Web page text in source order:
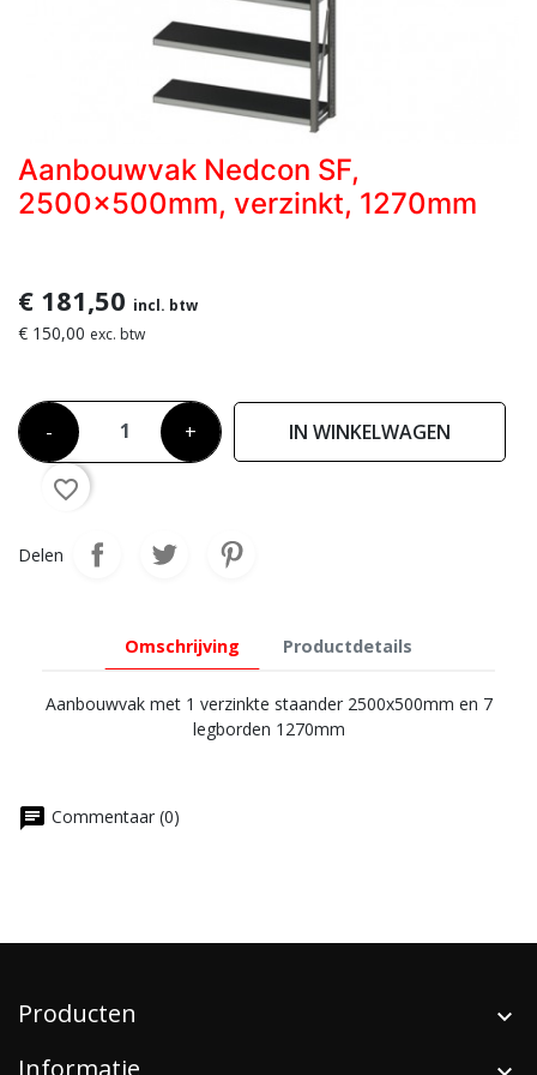
Aanbouwvak Nedcon SF,
2500x500mm, verzinkt, 1270mm
€ 181,50 incl. btw
€ 150,00 exc. btw
- + IN WINKELWAGEN
favorite_border
Delen
Omschrijving Productdetails
Aanbouwvak met 1 verzinkte staander 2500x500mm en 7
legborden 1270mm
chat Commentaar (0)
Producten
Informatie